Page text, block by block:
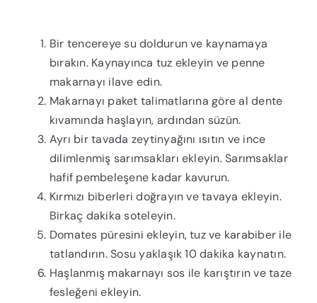
Bir tencereye su doldurun ve kaynamaya
bırakın. Kaynayınca tuz ekleyin ve penne
makarnayı ilave edin.
Makarnayı paket talimatlarına göre al dente
kıvamında haşlayın, ardından süzün.
Ayrı bir tavada zeytinyağını ısıtın ve ince
dilimlenmiş sarımsakları ekleyin. Sarımsaklar
hafif pembeleşene kadar kavurun.
Kırmızı biberleri doğrayın ve tavaya ekleyin.
Birkaç dakika soteleyin.
Domates püresini ekleyin, tuz ve karabiber ile
tatlandırın. Sosu yaklaşık 10 dakika kaynatın.
Haşlanmış makarnayı sos ile karıştırın ve taze
fesleğeni ekleyin.